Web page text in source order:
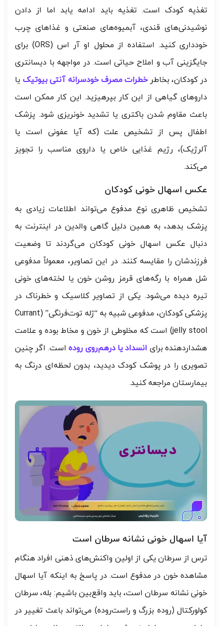
تغذیه کودک است. تغذیه باید ادامه یابد اما از دادن
نوشیدنی‌های قندی، آبمیوه‌های صنعتی و غذاهای چرب
خودداری کنید. استفاده از محلول او آر اس (ORS) برای
جایگزینی آب و املاح حیاتی است. در مواجهه با دیسانتری
در کودکان، بخاطرخطرات مصرف خودسرانه آنتی بیوتیک یا
داروهای گیاهی از این کار بپرهیزید. این کار ممکن است
باعث مقاوم شدن باکتری یا تشدید خونریزی شود. پزشک
اطفال پس از تشخیص علت (که آیا عفونی است یا
آلرژیک)، رژیم غذایی خاص یا داروی مناسب را تجویز
می‌کند.
عکس اسهال خونی کودکان
تشخیص ظاهری نوع مدفوع می‌تواند اطلاعات زیادی به
پزشک بدهد، به همین دلیل گاهی والدین در اینترنت به
دنبال عکس اسهال خونی کودکان می‌گردند تا وضعیت
فرزندشان را مقایسه کنند. در این تصاویر، معمولاً مدفوعی
شل همراه با رگه‌های قرمز روشن خون یا لخته‌های خونی
تیره دیده می‌شود. یکی از تصاویر کلاسیک و خطرناک در
پزشکی کودکان، مدفوعی شبیه به “ژله توت‌فرنگی” (Currant
jelly stool) است که مخلوطی از خون و مخاط بوده و علامت
هشداردهنده برای انسداد یا درهم‌روی رودهاست. اگر چنین
تصویری را در پوشک کودک دیدید، بدون لحظه‌ای درنگ به
بیمارستان مراجعه کنید.
آیا اسهال خونی نشانه سرطان است
ترس از سرطان یکی از اولین واکنش‌های ذهنی افراد هنگام
مشاهده خون در مدفوع است. در پاسخ به اینکه آیا اسهال
خونی نشانه سرطان است، باید واقع‌بین باشیم: بله، سرطان
کولورکتال (روده بزرگ و راست‌روده) می‌تواند باعث تغییر در